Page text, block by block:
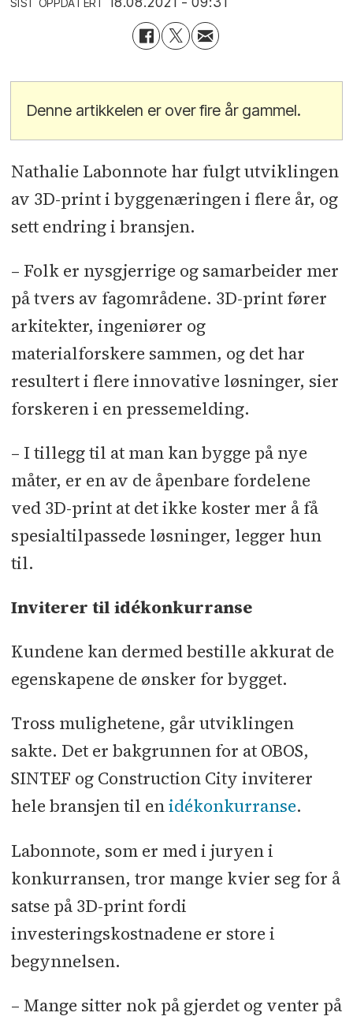
SIST OPPDATERT
Denne artikkelen er over fire år gammel.
Nathalie Labonnote har fulgt utviklingen
av 3D-print i byggenæringen i flere år, og
sett endring i bransjen.
– Folk er nysgjerrige og samarbeider mer
på tvers av fagområdene. 3D-print fører
arkitekter, ingeniører og
materialforskere sammen, og det har
resultert i flere innovative løsninger, sier
forskeren i en pressemelding.
– I tillegg til at man kan bygge på nye
måter, er en av de åpenbare fordelene
ved 3D-print at det ikke koster mer å få
spesialtilpassede løsninger, legger hun
til.
Inviterer til idékonkurranse
Kundene kan dermed bestille akkurat de
egenskapene de ønsker for bygget.
Tross mulighetene, går utviklingen
sakte. Det er bakgrunnen for at OBOS,
SINTEF og Construction City inviterer
hele bransjen til enidékonkurranse.
Labonnote, som er med i juryen i
konkurransen, tror mange kvier seg for å
satse på 3D-print fordi
investeringskostnadene er store i
begynnelsen.
– Mange sitter nok på gjerdet og venter på